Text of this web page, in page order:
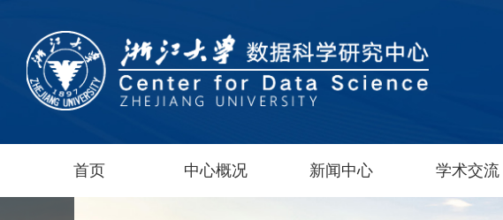
首页 中心概况 新闻中心 学术交流